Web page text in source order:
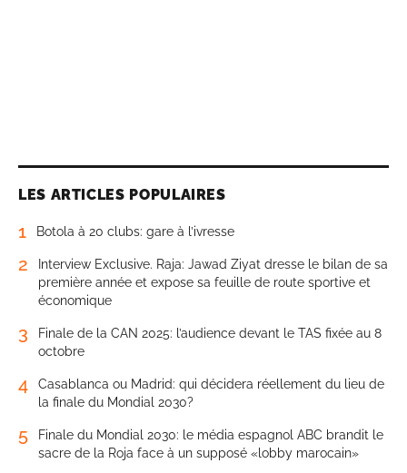
LES ARTICLES POPULAIRES
1 Botola à 20 clubs: gare à l’ivresse
2
Interview Exclusive. Raja: Jawad Ziyat dresse le bilan de sa
première année et expose sa feuille de route sportive et
économique
3
Finale de la CAN 2025: l’audience devant le TAS fixée au 8
octobre
4
Casablanca ou Madrid: qui décidera réellement du lieu de
la finale du Mondial 2030?
5
Finale du Mondial 2030: le média espagnol ABC brandit le
sacre de la Roja face à un supposé «lobby marocain»